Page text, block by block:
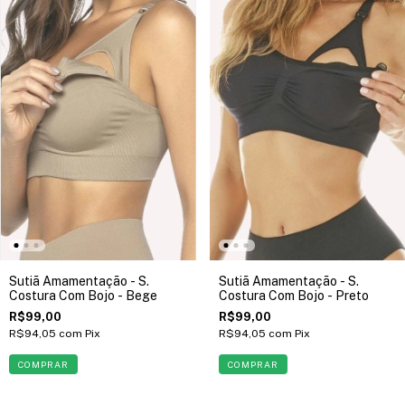
Sutiã Amamentação - S.
Costura Com Bojo - Bege
R$99,00
R$94,05 com Pix
COMPRAR
Sutiã Amamentação - S.
Costura Com Bojo - Preto
R$99,00
R$94,05 com Pix
COMPRAR